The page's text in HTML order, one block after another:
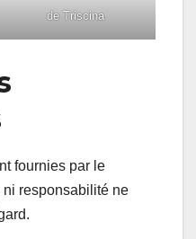
de Triscina
fournies par le
responsabilité ne